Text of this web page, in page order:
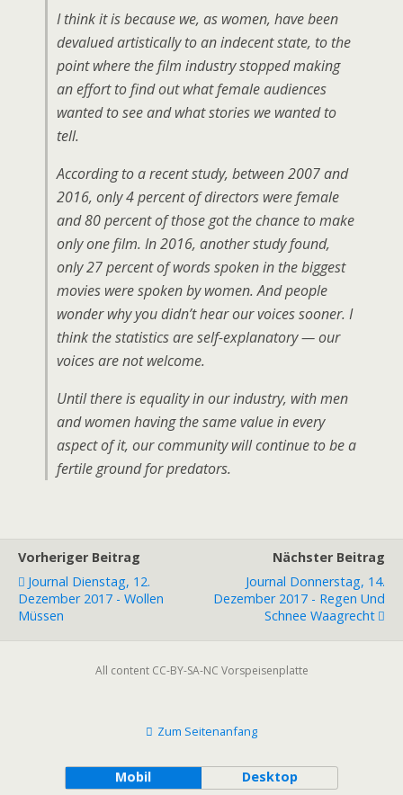
I think it is because we, as women, have been
devalued artistically to an indecent state, to the
point where the film industry stopped making
an effort to find out what female audiences
wanted to see and what stories we wanted to
tell.
According to a recent study, between 2007 and
2016, only 4 percent of directors were female
and 80 percent of those got the chance to make
only one film. In 2016, another study found,
only 27 percent of words spoken in the biggest
movies were spoken by women. And people
wonder why you didn’t hear our voices sooner. I
think the statistics are self-explanatory — our
voices are not welcome.
Until there is equality in our industry, with men
and women having the same value in every
aspect of it, our community will continue to be a
fertile ground for predators.
Vorheriger Beitrag
Journal Dienstag, 12.
Dezember 2017 - Wollen
Müssen
Nächster Beitrag
Journal Donnerstag, 14.
Dezember 2017 - Regen Und
Schnee Waagrecht
All content CC-BY-SA-NC Vorspeisenplatte
Zum Seitenanfang
Mobil Desktop